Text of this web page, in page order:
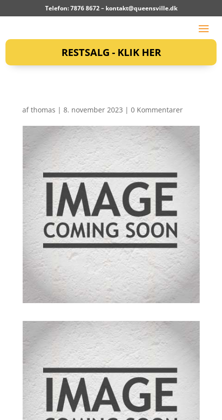
Telefon: 7876 8672 – kontakt@queensville.dk
RESTSALG - KLIK HER
afthomas | 8. november 2023 | 0 Kommentarer